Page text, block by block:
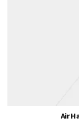
Air